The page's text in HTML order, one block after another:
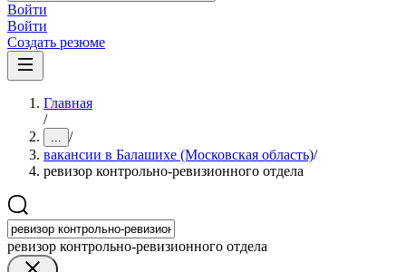
Войти
Войти
Создать резюме
Главная
/
... /
вакансии в Балашихе (Московская область)/
ревизор контрольно-ревизионного отдела
ревизор контрольно-ревизионного отдела